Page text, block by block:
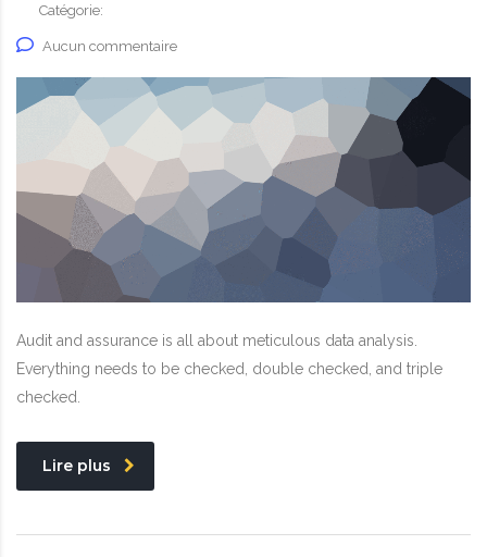
Catégorie:
Aucun commentaire
Audit and assurance is all about meticulous data analysis.
Everything needs to be checked, double checked, and triple
checked.
Lire plus